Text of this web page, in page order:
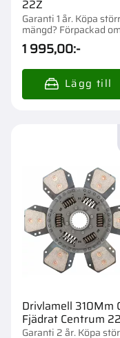
22Z
Garanti 1 år. Köpa
mängd? Förpackad
st.
1 995,00:-
Drivlamell 310Mm
Fjädrat Centrum
Garanti 2 år. Köpa